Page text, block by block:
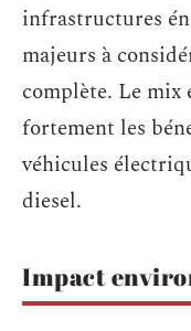
infrastructures
majeurs à
complète. Le
fortement les
véhicules
diesel.
Impact